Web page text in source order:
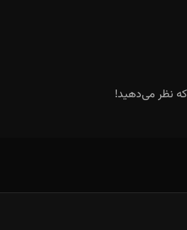
نظر می‌دهید!